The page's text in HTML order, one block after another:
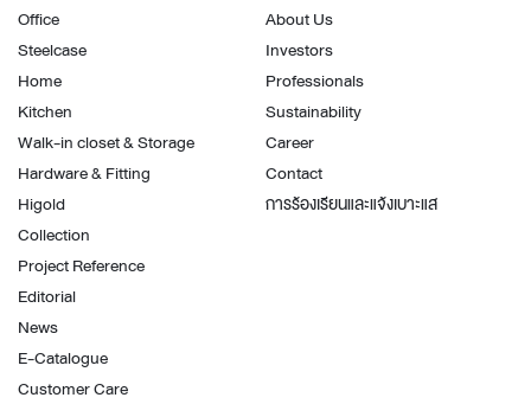
Office
Steelcase
Home
Kitchen
Walk-in closet & Storage
Hardware & Fitting
Higold
Collection
Project Reference
Editorial
News
E-Catalogue
Customer Care
About Us
Investors
Professionals
Sustainability
Career
Contact
การร้องเรียนและแจ้งเบาะแส